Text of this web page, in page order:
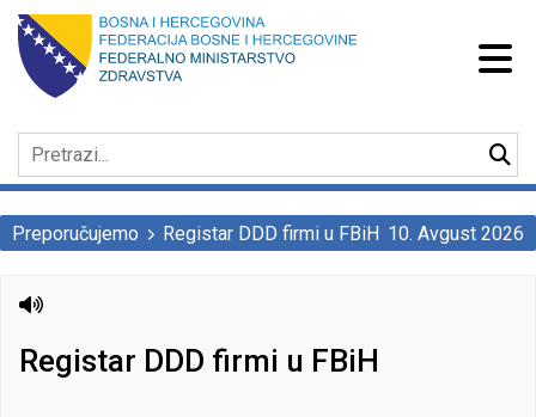
Preporučujemo Registar DDD firmi u FBiH 10. Avgust 2026
Registar DDD firmi u FBiH